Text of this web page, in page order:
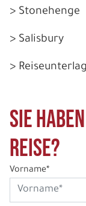
> Stonehenge
> Salisbury
>
Sie
Reise?
Vorname*